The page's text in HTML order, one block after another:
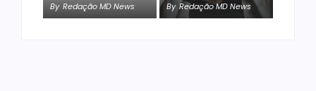
By Redação MD News By Redação MD News